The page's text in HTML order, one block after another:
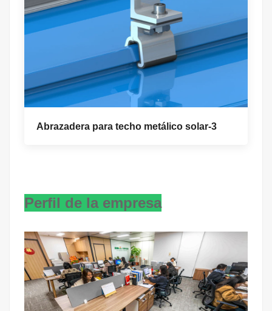
Abrazadera para techo metálico solar-3
Perfil de la empresa